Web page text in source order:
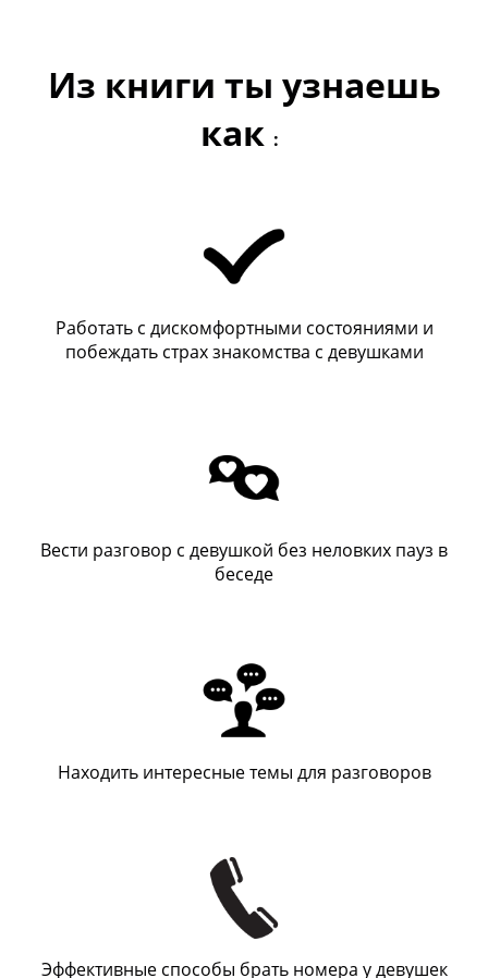
Из книги ты узнаешь
как :
Работать с дискомфортными состояниями и
побеждать страх знакомства с девушками
Вести разговор с девушкой без неловких пауз в
беседе
Находить интересные темы для разговоров
Эффективные способы брать номера у девушек